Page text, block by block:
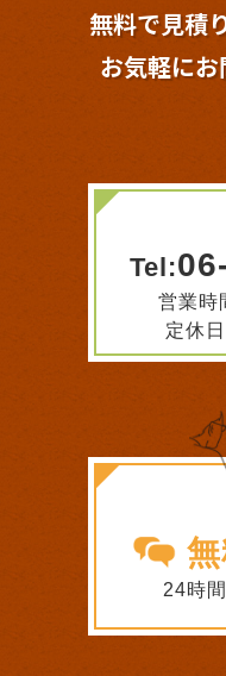
無料で見積
お気軽に
Tel:
営業時
定休
24時